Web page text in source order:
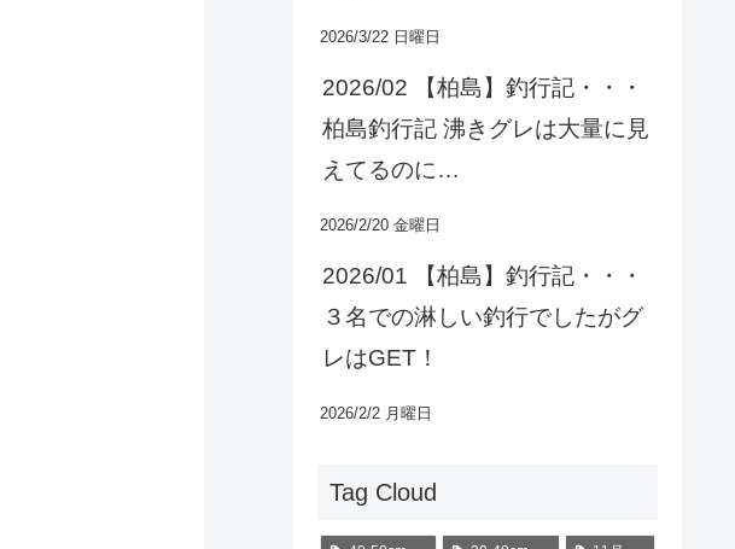
2026/3/22 日曜日
2026/02 【柏島】釣行記・・・
柏島釣行記 沸きグレは大量に見
えてるのに…
2026/2/20 金曜日
2026/01 【柏島】釣行記・・・
３名での淋しい釣行でしたがグ
レはGET！
2026/2/2 月曜日
Tag Cloud